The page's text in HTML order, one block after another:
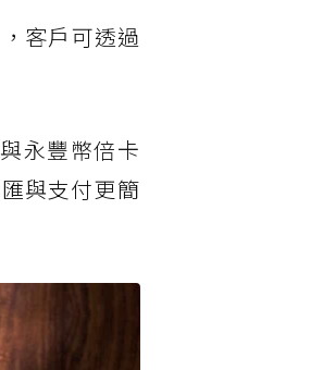
客戶可透過
永豐幣倍卡
與支付更簡